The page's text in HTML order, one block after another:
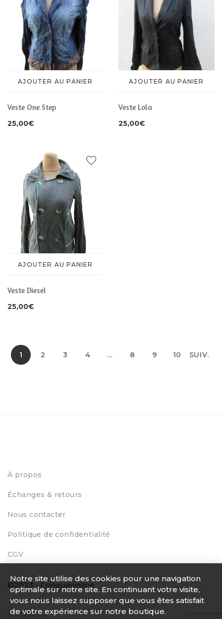
AJOUTER AU PANIER
Veste One Step
25,00€
AJOUTER AU PANIER
Veste Lola
25,00€
AJOUTER AU PANIER
Veste Diesel
25,00€
1 2 3 4 … 8 9 10 SUIV.
À propos
Échanges & retours
Nous contacter
Politique de confidentialité
CGV
©2023 - Fringueonline
Instagram
Notre site utilise des cookies pour une navigation
optimale sur notre site. En continuant votre visite,
vous nous laissez supposer que vous êtes satisfait
de votre expérience sur notre boutique.